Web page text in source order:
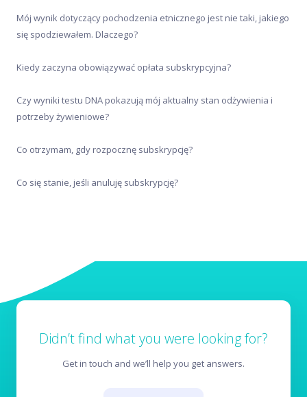
Mój wynik dotyczący pochodzenia etnicznego jest nie taki, jakiego
się spodziewałem. Dlaczego?
Kiedy zaczyna obowiązywać opłata subskrypcyjna?
Czy wyniki testu DNA pokazują mój aktualny stan odżywienia i
potrzeby żywieniowe?
Co otrzymam, gdy rozpocznę subskrypcję?
Co się stanie, jeśli anuluję subskrypcję?
Didn’t find what you were looking for?
Get in touch and we’ll help you get answers.